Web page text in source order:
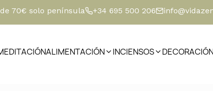
70€ solo península +34 695 500 206
ALIMENTACIÓN INCIENSOS